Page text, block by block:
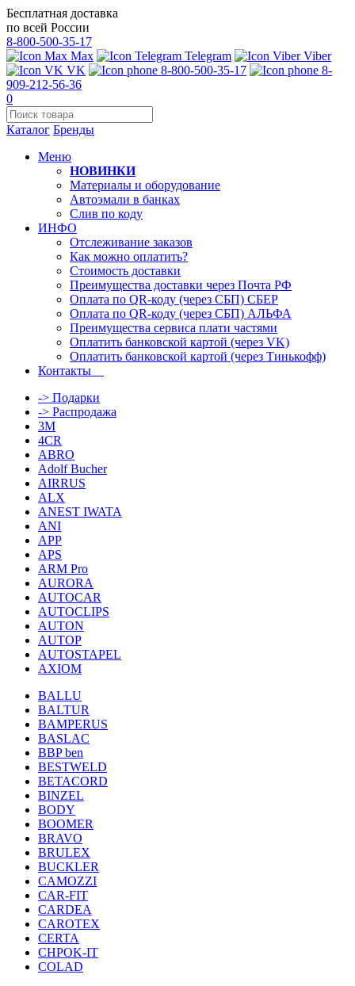
Бесплатная доставка
по всей России
8-800-500-35-17
Max
Telegram
Viber
VK
8-800-500-35-17
8-
909-212-56-36
0
Каталог Бренды
Меню
НОВИНКИ
Материалы и оборудование
Автоэмали в банках
Слив по коду
ИНФО
Отслеживание заказов
Как можно оплатить?
Стоимость доставки
Преимущества доставки через Почта РФ
Оплата по QR-коду (через СБП) СБЕР
Оплата по QR-коду (через СБП) АЛЬФА
Преимущества сервиса плати частями
Оплатить банковской картой (через VK)
Оплатить банковской картой (через Тинькофф)
Контакты
-> Подарки
-> Распродажа
3M
4CR
ABRO
Adolf Bucher
AIRRUS
ALX
ANEST IWATA
ANI
APP
APS
ARM Pro
AURORA
AUTOCAR
AUTOCLIPS
AUTON
AUTOP
AUTOSTAPEL
AXIOM
BALLU
BALTUR
BAMPERUS
BASLAC
BBP ben
BESTWELD
BETACORD
BINZEL
BODY
BOOMER
BRAVO
BRULEX
BUCKLER
CAMOZZI
CAR-FIT
CARDEA
CAROTEX
CERTA
CHPOK-IT
COLAD